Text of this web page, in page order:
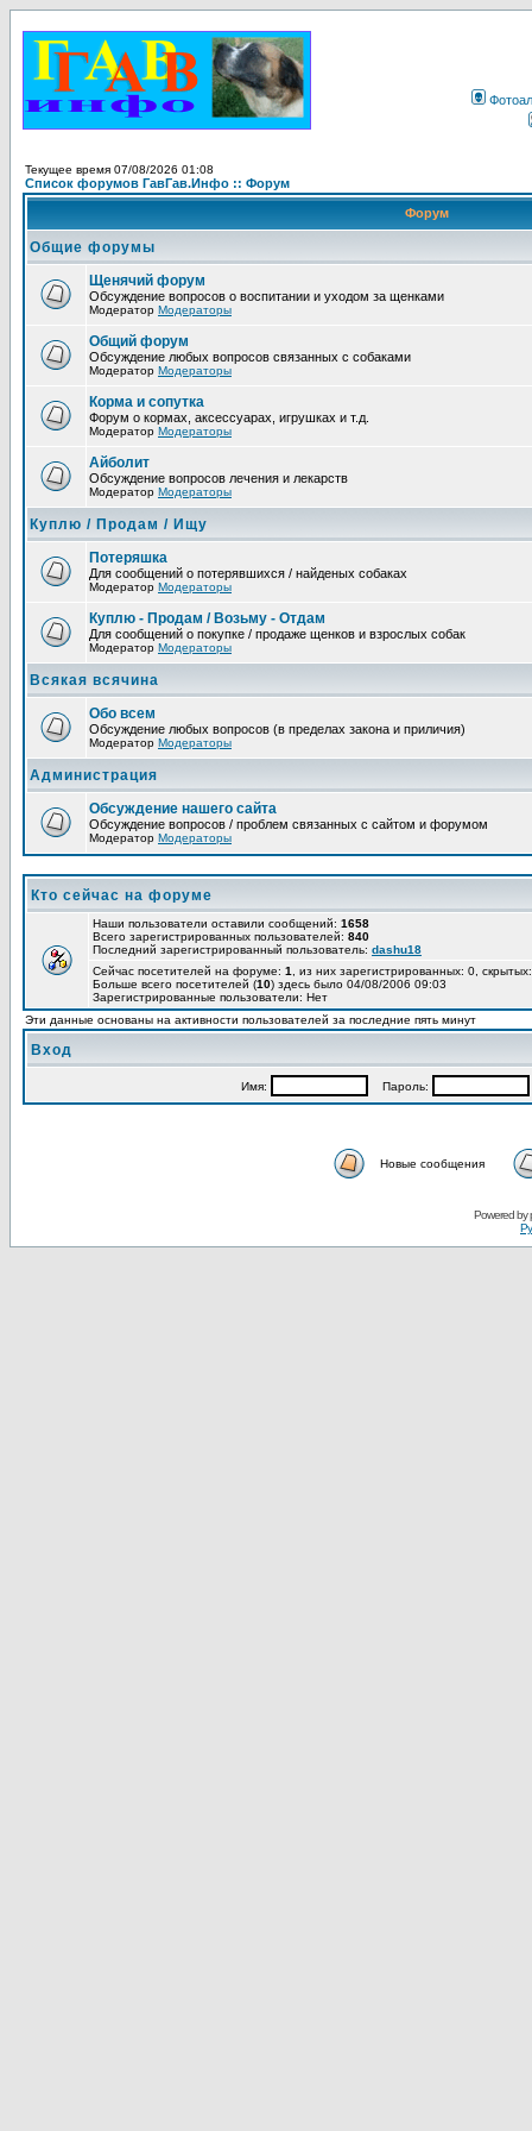
Текущее время 07/08/2026 01:08
Список форумов ГавГав.Инфо :: Форум
Форум
Общие форумы
Щенячий форум
Обсуждение вопросов о воспитании и уходом за щенками
Модератор Модераторы
Общий форум
Обсуждение любых вопросов связанных с собаками
Модератор Модераторы
Корма и сопутка
Форум о кормах, аксессуарах, игрушках и т.д.
Модератор Модераторы
Айболит
Обсуждение вопросов лечения и лекарств
Модератор Модераторы
Куплю / Продам / Ищу
Потеряшка
Для сообщений о потерявшихся / найденых собаках
Модератор Модераторы
Куплю - Продам / Возьму - Отдам
Для сообщений о покупке / продаже щенков и взрослых собак
Модератор Модераторы
Всякая всячина
Обо всем
Обсуждение любых вопросов (в пределах закона и приличия)
Модератор Модераторы
Администрация
Обсуждение нашего сайта
Обсуждение вопросов / проблем связанных с сайтом и форумом
Модератор Модераторы
Кто сейчас на форуме
Наши пользователи оставили сообщений: 1658
Всего зарегистрированных пользователей: 840
Последний зарегистрированный пользователь: dashu18
Сейчас посетителей на форуме: 1
, из них зарегистрированных: 0,
Больше всего посетителей (10) здесь было 04/08/2006 09:03
Зарегистрированные пользователи: Нет
Эти данные основаны на активности пользователей за последние пять минут
Вход
Имя: Пароль:
Новые сообщения
Powered by